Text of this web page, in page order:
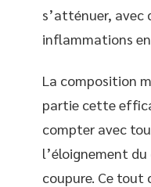
s’atténuer, avec
inflammations
La composition
partie cette
compter avec
l’éloignement
coupure. Ce tout